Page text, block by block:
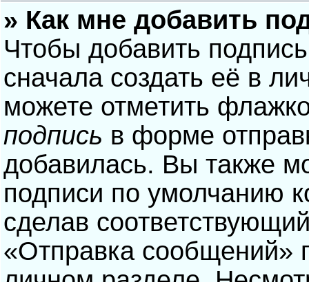
» Как мне добавить
Чтобы добавить
сначала создать её в
можете отметить
подпись в форме
добавилась. Вы также
подписи по умолчанию
сделав
«Отправка сообщений»